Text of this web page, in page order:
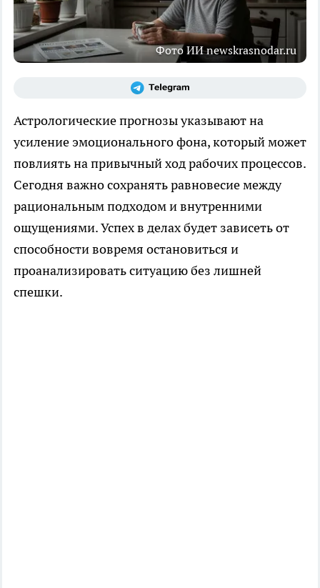
Фото ИИ newskrasnodar.ru
Астрологические прогнозы указывают на
усиление эмоционального фона, который может
повлиять на привычный ход рабочих процессов.
Сегодня важно сохранять равновесие между
рациональным подходом и внутренними
ощущениями. Успех в делах будет зависеть от
способности вовремя остановиться и
проанализировать ситуацию без лишней
спешки.